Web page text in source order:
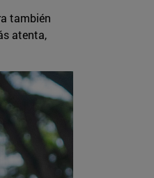
también
atenta,